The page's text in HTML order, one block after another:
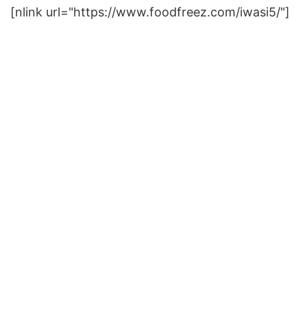
[nlink url="https://www.foodfreez.com/iwasi5/"]